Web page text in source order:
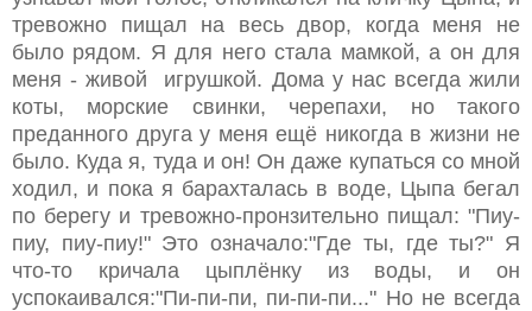
тревожно пищал на весь двор, когда меня не
было рядом. Я для него стала мамкой, а он для
меня - живой игрушкой. Дома у нас всегда жили
коты, морские свинки, черепахи, но такого
преданного друга у меня ещё никогда в жизни не
было. Куда я, туда и он! Он даже купаться со мной
ходил, и пока я барахталась в воде, Цыпа бегал
по берегу и тревожно-пронзительно пищал: "Пиу-
пиу, пиу-пиу!" Это означало:"Где ты, где ты?" Я
что-то кричала цыплёнку из воды, и он
успокаивался:"Пи-пи-пи, пи-пи-пи..." Но не всегда